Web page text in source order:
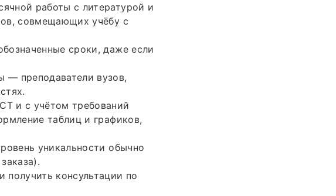
работы с литературой и
совмещающих учёбу с
сроки, даже если
— преподаватели вузов,
и с учётом требований
таблиц и графиков,
уникальности обычно
консультации по